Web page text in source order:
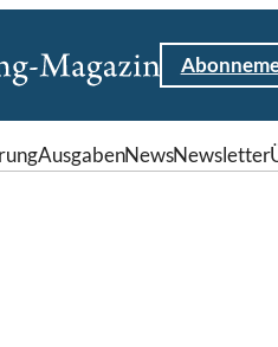
AusgabenNewsNewsletter